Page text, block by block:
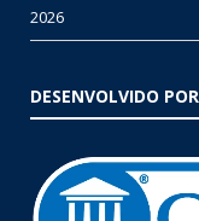
2026
DESENVOLVIDO